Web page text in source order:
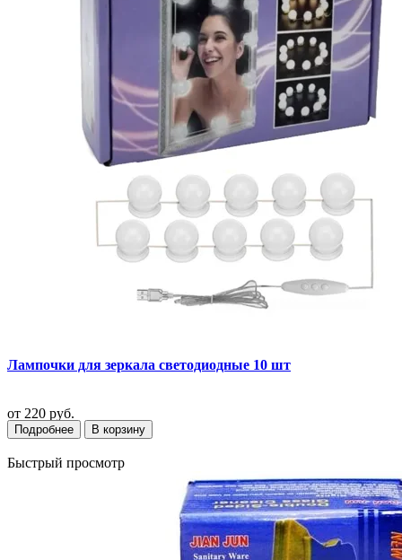
Лампочки для зеркала светодиодные 10 шт
от 220 руб.
Подробнее В корзину
Быстрый просмотр